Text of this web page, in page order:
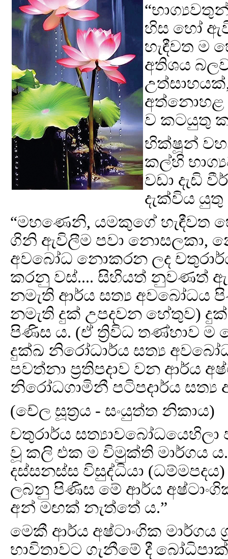
හිස හෝ
හැඳීවත ම
අතිශය
අත්නොහළ
ව කටයුතු
භික්ෂූන්
කල්හි
වඩා දැඩි
දැක්විය
“මහණෙනි, යමකුගේ හැඳීවත
ගිනි ඇවිලීම පවා නොසලකා,
අවබෝධ නොකරන ලද
කරනු වස්.... සිහියත් නුවණත්
නමැති ආර්ය සත්‍ය අවබෝධය
නමැති දුක් උපදවන හේතුව)
පිණිස ය. (ඒ ත්‍රිවිධ තණ්හාව
දුක්ඛ නිරෝධාර්ය සත්‍ය
පවත්නා ප්‍රතිපදාව වන ආර්ය
නිරෝධගාමිනී පටිපදාර්ය
(චේල සූත්‍රය - සංයුත්ත නිකාය)
චතුරාර්ය සත්‍යාවබෝධයෙහිලා
වූ කලි එක ම විමුක්ති මාර්ගය
දස්සනස්ස විසුද්ධියා
ලබනු පිණිස මේ ආර්ය
අන් මඟක් නැත්තේ ය.”
මෙකී ආර්ය අෂ්ටාංගික මාර්ගය
භාවිතාවට ගැනීමේ දී